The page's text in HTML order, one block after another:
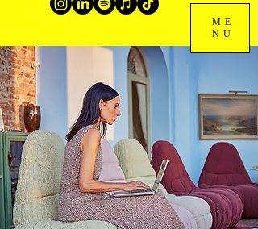
ME
NU